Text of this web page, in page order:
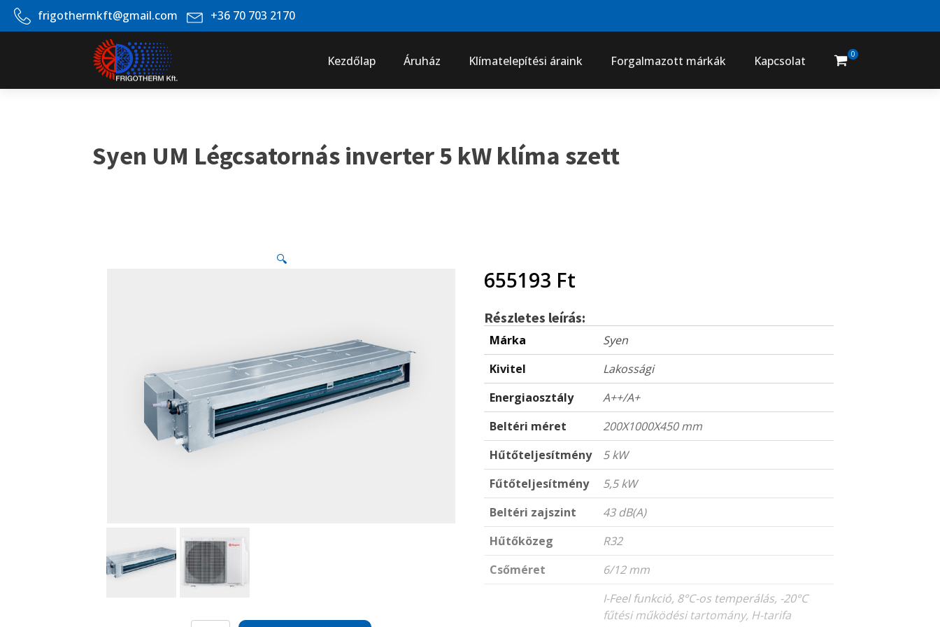
frigothermkft@gmail.com +36 70 703 2170
Kezdőlap Áruház Klímatelepítési áraink Forgalmazott márkák Kapcsolat 0
Syen UM Légcsatornás inverter 5 kW klíma szett
🔍
655193 Ft
Részletes leírás:
Márka
Syen
Kivitel
Lakossági
Energiaosztály
A++/A+
Beltéri méret
200X1000X450 mm
Hűtőteljesítmény
5 kW
Fűtőteljesítmény
5,5 kW
Beltéri zajszint
43 dB(A)
Hűtőközeg
R32
Csőméret
6/12 mm
I-Feel funkció, 8°C-os temperálás, -20°C
fűtési működési tartomány, H-tarifa